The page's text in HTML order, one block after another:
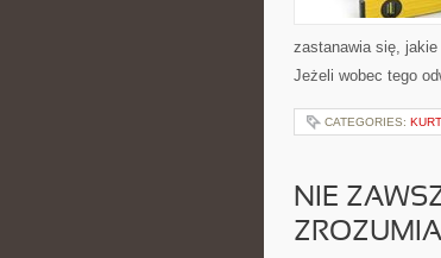
zastanawia się, jakie
Jeżeli wobec tego
CATEGORIES:
NIE